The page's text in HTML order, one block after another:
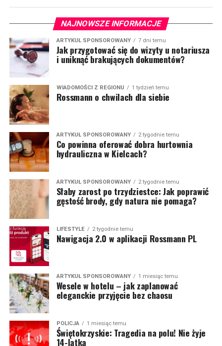
NAJNOWSZE INFORMACJE
ARTYKUŁ SPONSOROWANY 7 dni temu
Jak przygotować się do wizyty u notariusza
i uniknąć brakujących dokumentów?
WIADOMOŚCI Z REGIONU 1 tydzień temu
Rossmann o chwilach dla siebie
ARTYKUŁ SPONSOROWANY 2 tygodnie temu
Co powinna oferować dobra hurtownia
hydrauliczna w Kielcach?
ARTYKUŁ SPONSOROWANY 2 tygodnie temu
Słaby zarost po trzydziestce: Jak poprawić
gęstość brody, gdy natura nie pomaga?
LIFESTYLE 2 tygodnie temu
Nawigacja 2.0 w aplikacji Rossmann PL
ARTYKUŁ SPONSOROWANY 1 miesiąc temu
Wesele w hotelu – jak zaplanować
eleganckie przyjęcie bez chaosu
POLICJA 1 miesiąc temu
Świętokrzyskie: Tragedia na polu! Nie żyje
14-latka